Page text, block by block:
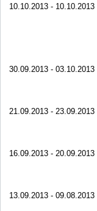
10.10.2013 - 10.10.2013
30.09.2013 - 03.10.2013
21.09.2013 - 23.09.2013
16.09.2013 - 20.09.2013
13.09.2013 - 09.08.2013